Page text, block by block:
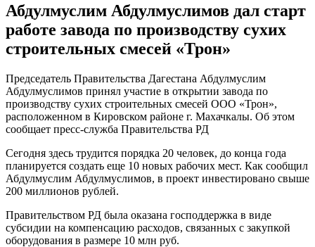
Абдулмуслим Абдулмуслимов дал старт
работе завода по производству сухих
строительных смесей «Трон»
Председатель Правительства Дагестана Абдулмуслим
Абдулмуслимов принял участие в открытии завода по
производству сухих строительных смесей ООО «Трон»,
расположенном в Кировском районе г. Махачкалы. Об этом
сообщает пресс-служба Правительства РД
Сегодня здесь трудится порядка 20 человек, до конца года
планируется создать еще 10 новых рабочих мест. Как сообщил
Абдулмуслим Абдулмуслимов, в проект инвестировано свыше
200 миллионов рублей.
Правительством РД была оказана господдержка в виде
субсидии на компенсацию расходов, связанных с закупкой
оборудования в размере 10 млн руб.